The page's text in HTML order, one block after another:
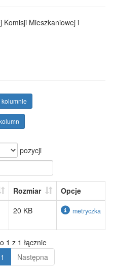
Komisji Mieszkaniowej i
pozycji
Rozmiar
Opcje
20 KB metryczka
1 z 1 łącznie
1 Następna